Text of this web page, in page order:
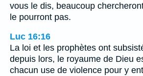
vous le dis, beaucoup
le pourront pas.
Luc 16:16
La loi et les prophètes ont
depuis lors, le royaume de Dieu
chacun use de violence pour y